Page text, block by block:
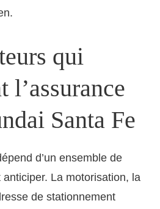
qui
l’assurance
Santa Fe
d’un ensemble de
anticiper. La motorisation, la
de stationnement